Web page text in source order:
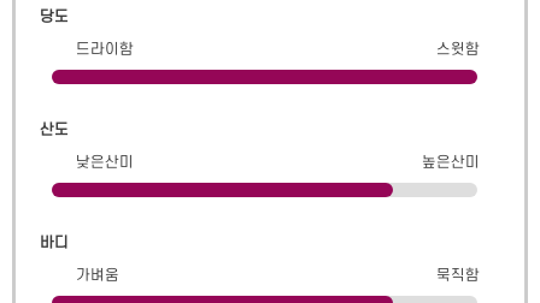
당도
드라이함
스윗함
산도
낮은산미
높은산미
바디
가벼움
묵직함